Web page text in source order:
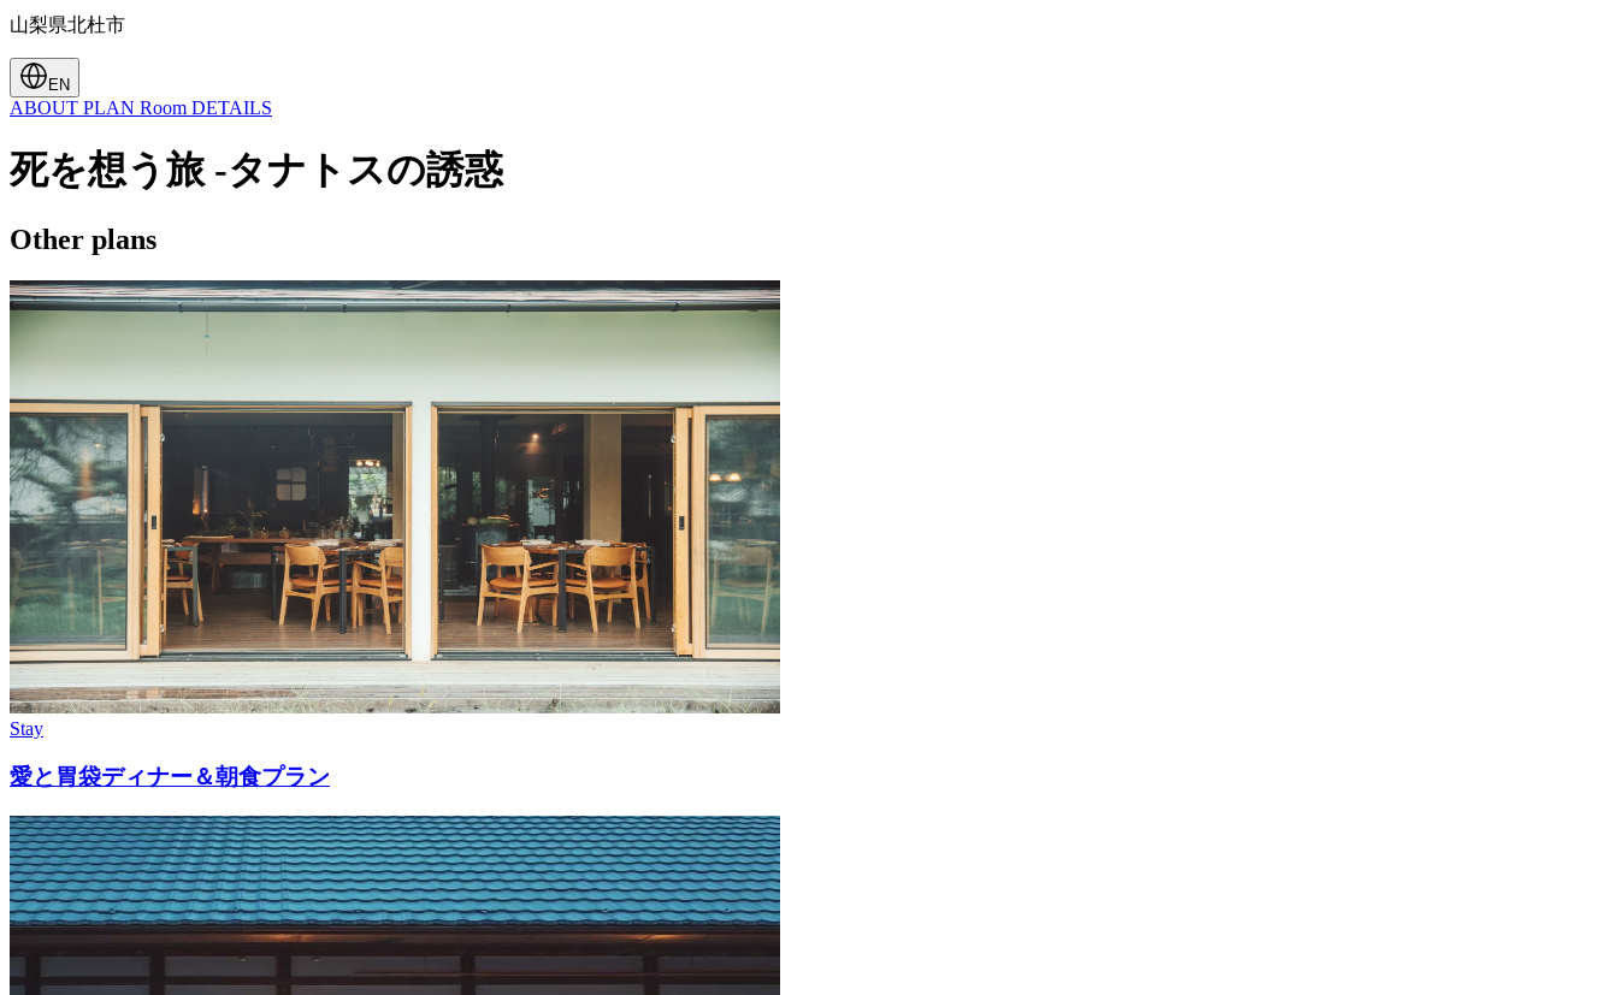
山梨県北杜市
EN
ABOUT PLAN Room DETAILS
死を想う旅 -タナトスの誘惑
Other plans
Stay
愛と胃袋ディナー＆朝食プラン